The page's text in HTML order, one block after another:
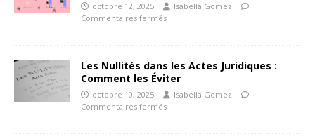
octobre 12, 2025
Isabella Gomez
Commentaires fermés
Les Nullités dans les Actes Juridiques :
Comment les Éviter
octobre 10, 2025
Isabella Gomez
Commentaires fermés